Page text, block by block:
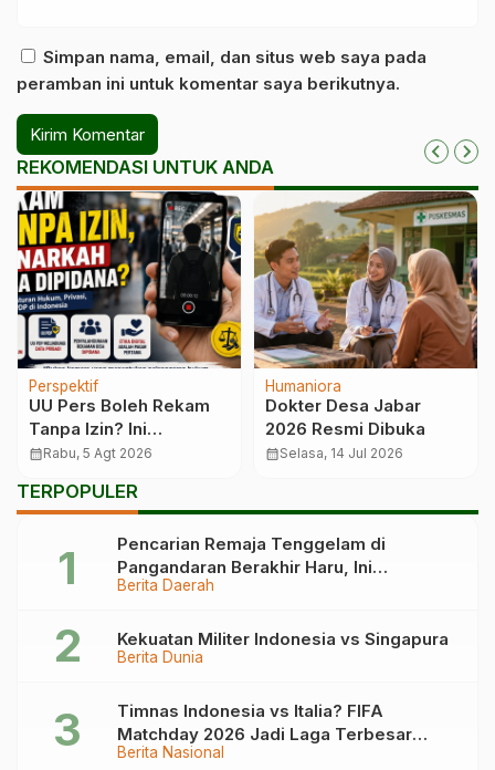
Simpan nama, email, dan situs web saya pada
peramban ini untuk komentar saya berikutnya.
REKOMENDASI UNTUK ANDA
Perspektif
UU Pers Boleh Rekam
Tanpa Izin? Ini
Penjelasannya
calendar_monthRabu, 5 Agt 2026
Humaniora
Dokter Desa Jabar
2026 Resmi Dibuka
calendar_monthSelasa, 14 Jul 2026
TERPOPULER
Berita Daerah
Pencarian Remaja Tenggelam di
Pangandaran Berakhir Haru, Ini
Kronologinya
Berita Dunia
Kekuatan Militer Indonesia vs Singapura
Berita Nasional
Timnas Indonesia vs Italia? FIFA
Matchday 2026 Jadi Laga Terbesar
Garuda!